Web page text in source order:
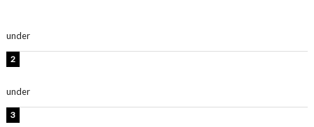
under
under